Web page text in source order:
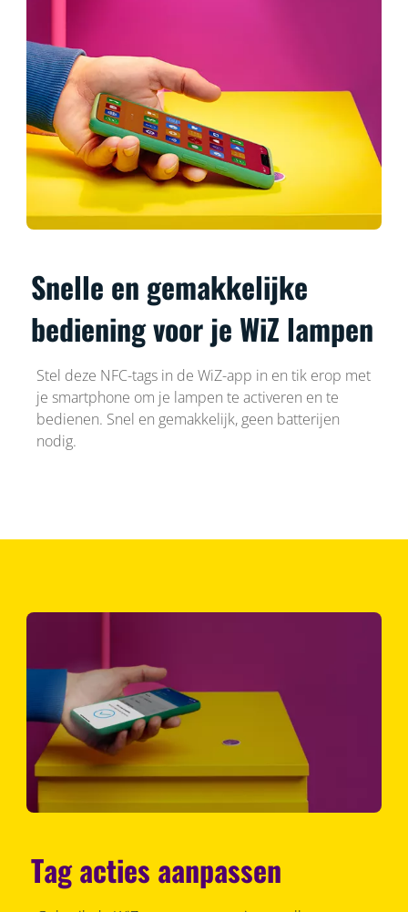
Snelle en gemakkelijke
bediening voor je WiZ lampen
Stel deze NFC-tags in de WiZ-app in en tik erop met
je smartphone om je lampen te activeren en te
bedienen. Snel en gemakkelijk, geen batterijen
nodig.
Tag acties aanpassen